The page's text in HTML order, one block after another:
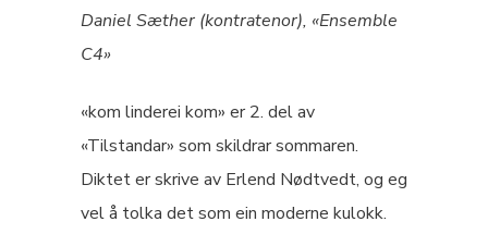
Daniel Sæther (kontratenor), «Ensemble
C4»
«kom linderei kom» er 2. del av
«Tilstandar» som skildrar sommaren.
Diktet er skrive av Erlend Nødtvedt, og eg
vel å tolka det som ein moderne kulokk.